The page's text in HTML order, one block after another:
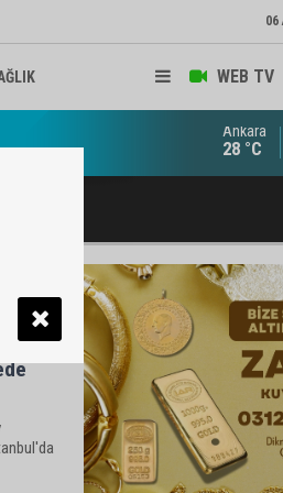
06
WEB TV
ve Arabulucu Rüstem Yiğit
Ankara
28 °C